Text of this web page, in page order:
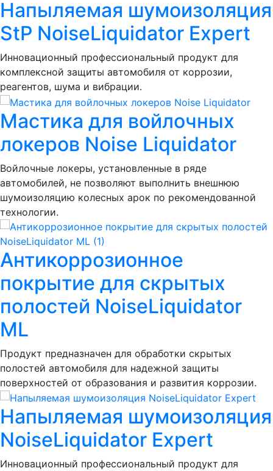
Напыляемая шумоизоляция
StP NoiseLiquidator Expert
Инновационный профессиональный продукт для
комплексной защиты автомобиля от коррозии,
реагентов, шума и вибрации.
Мастика для войлочных
локеров Noise Liquidator
Войлочные локеры, установленные в ряде
автомобилей, не позволяют выполнить внешнюю
шумоизоляцию колесных арок по рекомендованной
технологии.
Антикоррозионное
покрытие для скрытых
полостей NoiseLiquidator
ML
Продукт предназначен для обработки скрытых
полостей автомобиля для надежной защиты
поверхностей от образования и развития коррозии.
Напыляемая шумоизоляция
NoiseLiquidator Expert
Инновационный профессиональный продукт для